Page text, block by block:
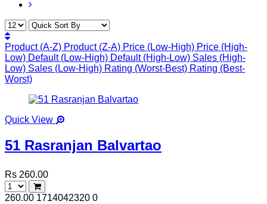
Product (A-Z) Product (Z-A) Price (Low-High) Price (High-
Low) Default (Low-High) Default (High-Low) Sales (High-
Low) Sales (Low-High) Rating (Worst-Best) Rating (Best-
Worst)
Quick View
51 Rasranjan Balvartao
Rs 260.00
260.00 1714042320 0